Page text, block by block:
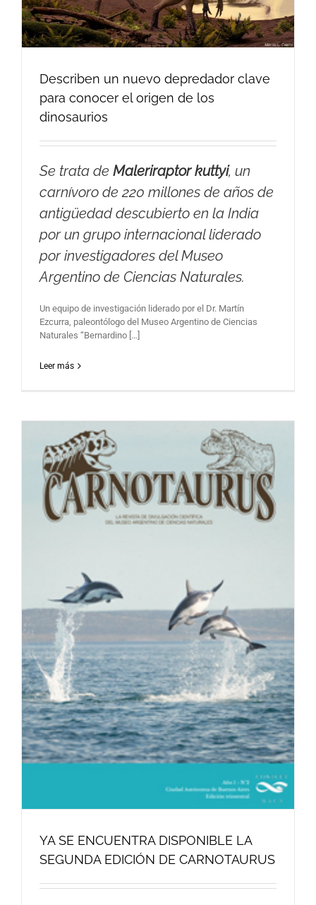
Describen un nuevo depredador clave
para conocer el origen de los
dinosaurios
Se trata de Maleriraptor kuttyi, un
carnívoro de 220 millones de años de
antigüedad descubierto en la India
por un grupo internacional liderado
por investigadores del Museo
Argentino de Ciencias Naturales.
Un equipo de investigación liderado por el Dr. Martín
Ezcurra, paleontólogo del Museo Argentino de Ciencias
Naturales “Bernardino […]
Leer más
YA SE ENCUENTRA DISPONIBLE LA
SEGUNDA EDICIÓN DE CARNOTAURUS